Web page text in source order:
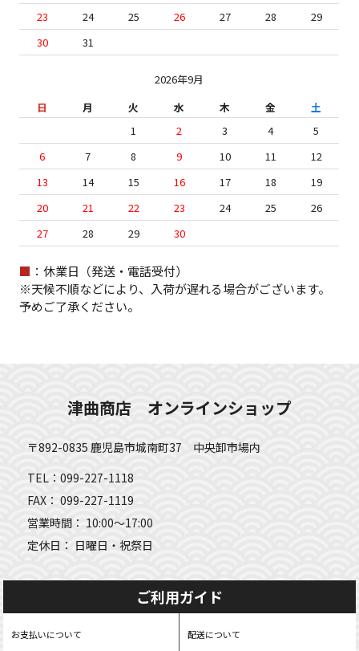
23
24 25 26 27 28
29
30
31
2026年9月
日
月 火 水 木 金
土
1
2 3 4
5
6
7 8 9 10 11
12
13
14 15 16 17 18
19
20
21 22 23 24 25
26
27
28 29 30
■ ：休業日（発送・電話受付）
※天候不順などにより、入荷が遅れる場合がございます。
予めご了承ください。
津曲商店 オンラインショップ
〒892-0835 鹿児島市城南町37 中央卸市場内
TEL：099-227-1118
FAX： 099-227-1119
営業時間： 10:00～17:00
定休日： 日曜日・祝祭日
ご利用ガイド
お支払いについて 配送について